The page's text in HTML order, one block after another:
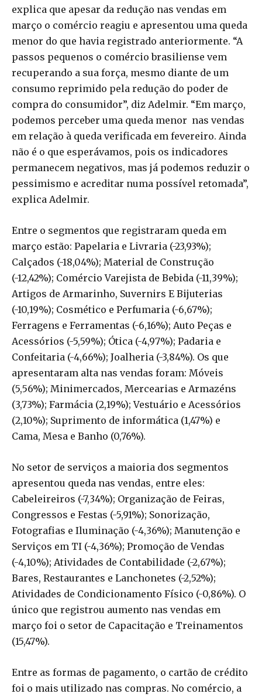
explica que apesar da redução nas vendas em
março o comércio reagiu e apresentou uma queda
menor do que havia registrado anteriormente. “A
passos pequenos o comércio brasiliense vem
recuperando a sua força, mesmo diante de um
consumo reprimido pela redução do poder de
compra do consumidor”, diz Adelmir. “Em março,
podemos perceber uma queda menor nas vendas
em relação à queda verificada em fevereiro. Ainda
não é o que esperávamos, pois os indicadores
permanecem negativos, mas já podemos reduzir o
pessimismo e acreditar numa possível retomada”,
explica Adelmir.
Entre o segmentos que registraram queda em
março estão: Papelaria e Livraria (-23,93%);
Calçados (-18,04%); Material de Construção
(-12,42%); Comércio Varejista de Bebida (-11,39%);
Artigos de Armarinho, Suvernirs E Bijuterias
(-10,19%); Cosmético e Perfumaria (-6,67%);
Ferragens e Ferramentas (-6,16%); Auto Peças e
Acessórios (-5,59%); Ótica (-4,97%); Padaria e
Confeitaria (-4,66%); Joalheria (-3,84%). Os que
apresentaram alta nas vendas foram: Móveis
(5,56%); Minimercados, Mercearias e Armazéns
(3,73%); Farmácia (2,19%); Vestuário e Acessórios
(2,10%); Suprimento de informática (1,47%) e
Cama, Mesa e Banho (0,76%).
No setor de serviços a maioria dos segmentos
apresentou queda nas vendas, entre eles:
Cabeleireiros (-7,34%); Organização de Feiras,
Congressos e Festas (-5,91%); Sonorização,
Fotografias e Iluminação (-4,36%); Manutenção e
Serviços em TI (-4,36%); Promoção de Vendas
(-4,10%); Atividades de Contabilidade (-2,67%);
Bares, Restaurantes e Lanchonetes (-2,52%);
Atividades de Condicionamento Físico (-0,86%). O
único que registrou aumento nas vendas em
março foi o setor de Capacitação e Treinamentos
(15,47%).
Entre as formas de pagamento, o cartão de crédito
foi o mais utilizado nas compras. No comércio, a